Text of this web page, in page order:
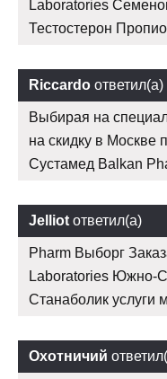
Laboratories
Тестостерон
Riccardo ответил(а)
Выбирая на
на скидку в Москве
Сустамед Balkan
Jelliot ответил(а)
Pharm Выборг
Laboratories Южно-
Станаболик услуги
Охотничий